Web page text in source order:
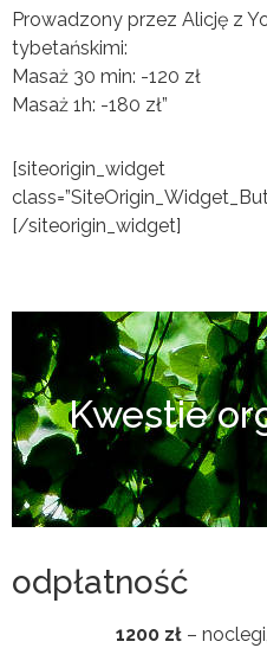
Prowadzony przez Alicję z
tybetańskimi:
Masaż 30 min: -120 zł
Masaż 1h: -180 zł”
[siteorigin_widget
[/siteorigin_widget]
Kwestie
odpłatność
1200 zł –